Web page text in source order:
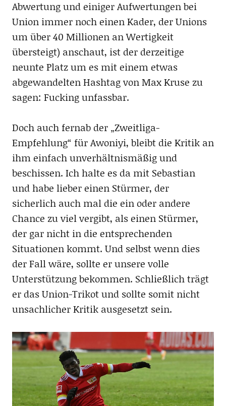
Abwertung und einiger Aufwertungen bei
Union immer noch einen Kader, der Unions
um über 40 Millionen an Wertigkeit
übersteigt) anschaut, ist der derzeitige
neunte Platz um es mit einem etwas
abgewandelten Hashtag von Max Kruse zu
sagen: Fucking unfassbar.
Doch auch fernab der „Zweitliga-
Empfehlung“ für Awoniyi, bleibt die Kritik an
ihm einfach unverhältnismäßig und
beschissen. Ich halte es da mit Sebastian
und habe lieber einen Stürmer, der
sicherlich auch mal die ein oder andere
Chance zu viel vergibt, als einen Stürmer,
der gar nicht in die entsprechenden
Situationen kommt. Und selbst wenn dies
der Fall wäre, sollte er unsere volle
Unterstützung bekommen. Schließlich trägt
er das Union-Trikot und sollte somit nicht
unsachlicher Kritik ausgesetzt sein.